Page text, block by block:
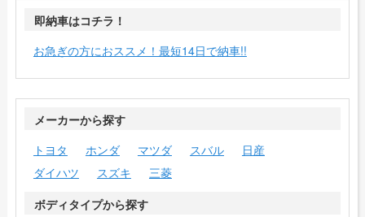
即納車はコチラ！
お急ぎの方におススメ！最短14日で納車!!
メーカーから探す
トヨタ
ホンダ マツダ スバル
日産
ダイハツ
スズキ
三菱
ボディタイプから探す